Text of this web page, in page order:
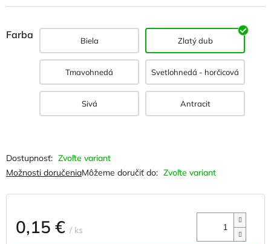
Farba Biela Zlatý dub
Tmavohnedá Svetlohnedá - horčicová
Sivá Antracit
Zvoľte variant
Môžeme doručiť do: Zvoľte variant
Možnosti doručenia
0,15 € / ks